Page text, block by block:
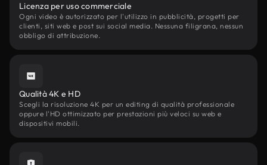
Licenza per uso commerciale
Ogni video è autorizzato per l'utilizzo in pubblicità, progetti per
clienti, siti web e post sui social media. Nessuna filigrana, nessun
obbligo di attribuzione.
Qualità 4K e HD
Scegli la risoluzione 4K per un editing di qualità professionale
oppure l'HD ottimizzato per prestazioni più veloci su web e
dispositivi mobili.